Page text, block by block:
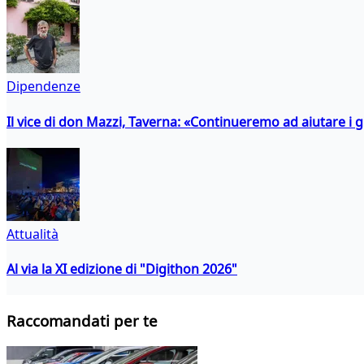
Dipendenze
Il vice di don Mazzi, Taverna: «Continueremo ad aiutare i
Attualità
Al via la XI edizione di "Digithon 2026"
Raccomandati per te